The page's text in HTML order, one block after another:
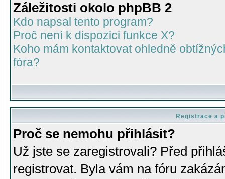
Záležitosti okolo phpBB 2
Kdo napsal tento program?
Proč není k dispozici funkce X?
Koho mám kontaktovat ohledně
fóra?
Registrace a
Proč se nemohu přihlásit?
Už jste se zaregistrovali? Před
registrovat. Byla vám na fóru